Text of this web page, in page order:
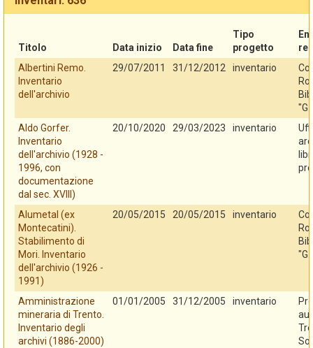
Titolo Data inizio Data fine
Tipo
progetto
Albertini Remo.
Inventario
dell'archivio
29/07/2011 31/12/2012 inventario
Aldo Gorfer.
Inventario
dell'archivio (1928 -
1996, con
documentazione
dal sec. XVIII)
20/10/2020 29/03/2023 inventario
Alumetal (ex
Montecatini).
Stabilimento di
Mori. Inventario
dell'archivio (1926 -
1991)
20/05/2015 20/05/2015 inventario
Amministrazione
mineraria di Trento.
Inventario degli
archivi (1886-2000)
01/01/2005 31/12/2005 inventario